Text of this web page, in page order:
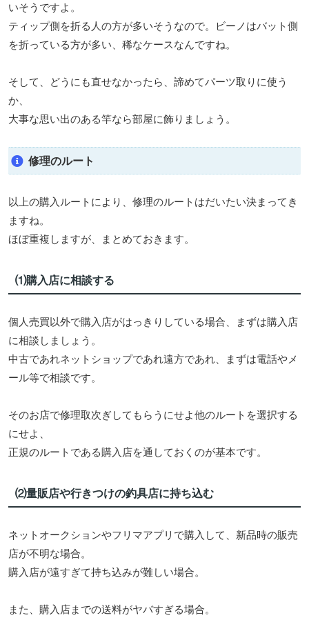
いそうですよ。
ティップ側を折る人の方が多いそうなので。ビーノはバット側
を折っている方が多い、稀なケースなんですね。
そして、どうにも直せなかったら、諦めてパーツ取りに使う
か、
大事な思い出のある竿なら部屋に飾りましょう。
修理のルート
以上の購入ルートにより、修理のルートはだいたい決まってき
ますね。
ほぼ重複しますが、まとめておきます。
⑴購入店に相談する
個人売買以外で購入店がはっきりしている場合、まずは購入店
に相談しましょう。
中古であれネットショップであれ遠方であれ、まずは電話やメ
ール等で相談です。
そのお店で修理取次ぎしてもらうにせよ他のルートを選択する
にせよ、
正規のルートである購入店を通しておくのが基本です。
⑵量販店や行きつけの釣具店に持ち込む
ネットオークションやフリマアプリで購入して、新品時の販売
店が不明な場合。
購入店が遠すぎて持ち込みが難しい場合。
また、購入店までの送料がヤバすぎる場合。